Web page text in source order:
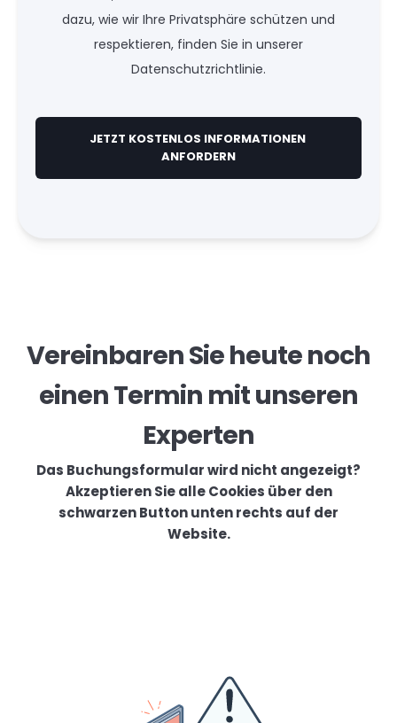
dazu, wie wir Ihre Privatsphäre schützen und
respektieren, finden Sie in unserer
Datenschutzrichtlinie.
Vereinbaren Sie heute noch
einen Termin mit unseren
Experten
Das Buchungsformular wird nicht angezeigt?
Akzeptieren Sie alle Cookies über den
schwarzen Button unten rechts auf der
Website.